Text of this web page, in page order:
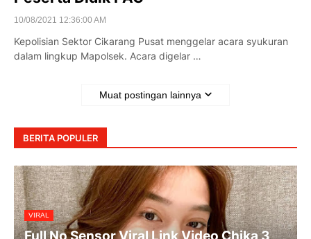
10/08/2021 12:36:00 AM
Kepolisian Sektor Cikarang Pusat menggelar acara syukuran
dalam lingkup Mapolsek. Acara digelar …
Muat postingan lainnya
BERITA POPULER
VIRAL